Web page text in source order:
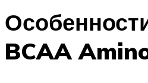
BCAA